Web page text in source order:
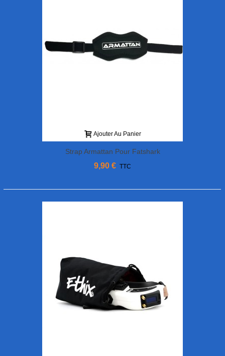
Ajouter Au Panier
Strap Armattan Pour Fatshark
9,90 € TTC